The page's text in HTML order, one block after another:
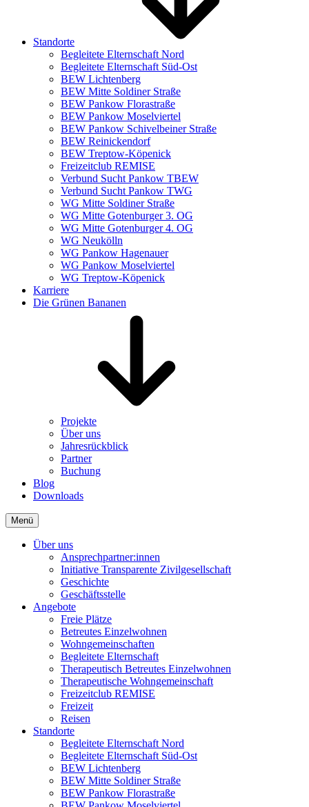
Standorte
Begleitete Elternschaft Nord
Begleitete Elternschaft Süd-Ost
BEW Lichtenberg
BEW Mitte Soldiner Straße
BEW Pankow Florastraße
BEW Pankow Moselviertel
BEW Pankow Schivelbeiner Straße
BEW Reinickendorf
BEW Treptow-Köpenick
Freizeitclub REMISE
Verbund Sucht Pankow TBEW
Verbund Sucht Pankow TWG
WG Mitte Soldiner Straße
WG Mitte Gotenburger 3. OG
WG Mitte Gotenburger 4. OG
WG Neukölln
WG Pankow Hagenauer
WG Pankow Moselviertel
WG Treptow-Köpenick
Karriere
Die Grünen Bananen
Projekte
Über uns
Jahresrückblick
Partner
Buchung
Blog
Downloads
Menü
Über uns
Ansprechpartner:innen
Initiative Transparente Zivilgesellschaft
Geschichte
Geschäftsstelle
Angebote
Freie Plätze
Betreutes Einzelwohnen
Wohngemeinschaften
Begleitete Elternschaft
Therapeutisch Betreutes Einzelwohnen
Therapeutische Wohngemeinschaft
Freizeitclub REMISE
Freizeit
Reisen
Standorte
Begleitete Elternschaft Nord
Begleitete Elternschaft Süd-Ost
BEW Lichtenberg
BEW Mitte Soldiner Straße
BEW Pankow Florastraße